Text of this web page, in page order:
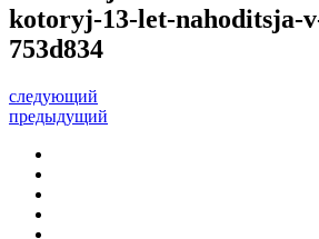
kotoryj-13-let-nahoditsja-
753d834
следующий
предыдущий